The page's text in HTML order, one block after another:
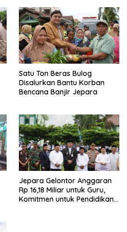
Satu Ton Beras Bulog
Disalurkan Bantu Korban
Bencana Banjir Jepara
Jepara Gelontor Anggaran
Rp 16,18 Miliar untuk Guru,
Komitmen untuk Pendidikan